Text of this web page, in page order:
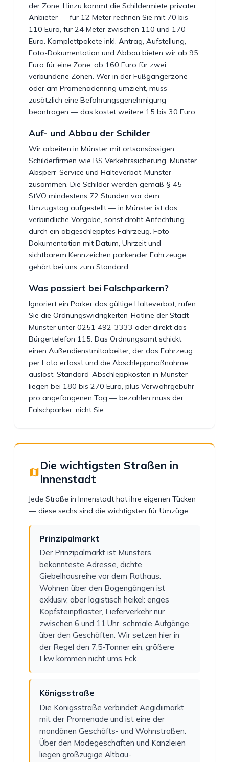
der Zone. Hinzu kommt die Schildermiete privater
Anbieter — für 12 Meter rechnen Sie mit 70 bis
110 Euro, für 24 Meter zwischen 110 und 170
Euro. Komplettpakete inkl. Antrag, Aufstellung,
Foto-Dokumentation und Abbau bieten wir ab 95
Euro für eine Zone, ab 160 Euro für zwei
verbundene Zonen. Wer in der Fußgängerzone
oder am Promenadenring umzieht, muss
zusätzlich eine Befahrungsgenehmigung
beantragen — das kostet weitere 15 bis 30 Euro.
Auf- und Abbau der Schilder
Wir arbeiten in Münster mit ortsansässigen
Schilderfirmen wie BS Verkehrssicherung, Münster
Absperr-Service und Halteverbot-Münster
zusammen. Die Schilder werden gemäß § 45
StVO mindestens 72 Stunden vor dem
Umzugstag aufgestellt — in Münster ist das
verbindliche Vorgabe, sonst droht Anfechtung
durch ein abgeschlepptes Fahrzeug. Foto-
Dokumentation mit Datum, Uhrzeit und
sichtbarem Kennzeichen parkender Fahrzeuge
gehört bei uns zum Standard.
Was passiert bei Falschparkern?
Ignoriert ein Parker das gültige Halteverbot, rufen
Sie die Ordnungswidrigkeiten-Hotline der Stadt
Münster unter 0251 492-3333 oder direkt das
Bürgertelefon 115. Das Ordnungsamt schickt
einen Außendienstmitarbeiter, der das Fahrzeug
per Foto erfasst und die Abschleppmaßnahme
auslöst. Standard-Abschleppkosten in Münster
liegen bei 180 bis 270 Euro, plus Verwahrgebühr
pro angefangenen Tag — bezahlen muss der
Falschparker, nicht Sie.
Die wichtigsten Straßen in
Innenstadt
Jede Straße in Innenstadt hat ihre eigenen Tücken
— diese sechs sind die wichtigsten für Umzüge:
Prinzipalmarkt
Der Prinzipalmarkt ist Münsters
bekannteste Adresse, dichte
Giebelhausreihe vor dem Rathaus.
Wohnen über den Bogengängen ist
exklusiv, aber logistisch heikel: enges
Kopfsteinpflaster, Lieferverkehr nur
zwischen 6 und 11 Uhr, schmale Aufgänge
über den Geschäften. Wir setzen hier in
der Regel den 7,5-Tonner ein, größere
Lkw kommen nicht ums Eck.
Königsstraße
Die Königsstraße verbindet Aegidiimarkt
mit der Promenade und ist eine der
mondänen Geschäfts- und Wohnstraßen.
Über den Modegeschäften und Kanzleien
liegen großzügige Altbau-